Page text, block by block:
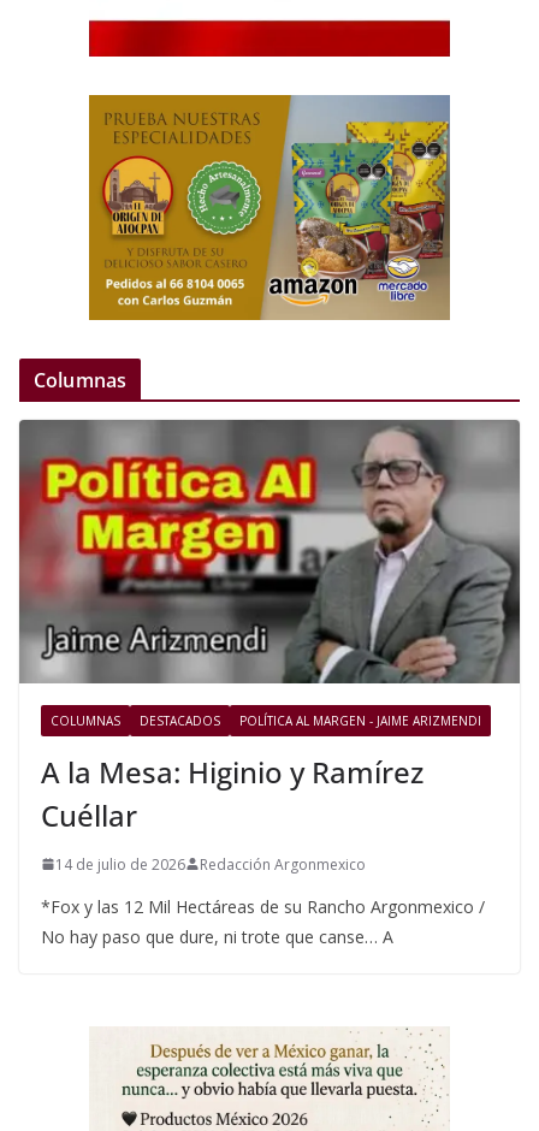
Columnas
COLUMNAS DESTACADOS POLÍTICA AL MARGEN - JAIME ARIZMENDI
A la Mesa: Higinio y Ramírez
Cuéllar
14 de julio de 2026 Redacción Argonmexico
*Fox y las 12 Mil Hectáreas de su Rancho Argonmexico /
No hay paso que dure, ni trote que canse… A